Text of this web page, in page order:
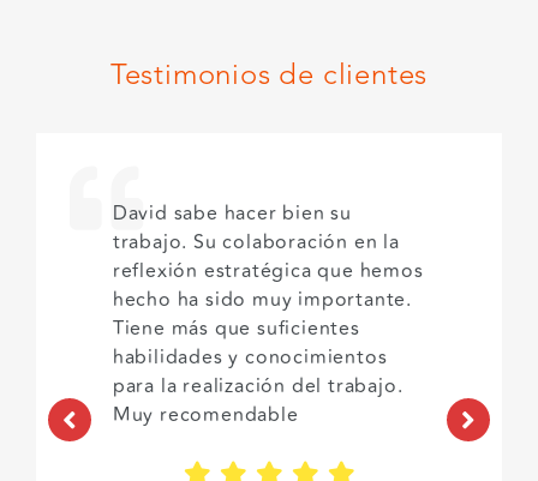
Testimonios de clientes
David sabe hacer bien su
trabajo. Su colaboración en la
reflexión estratégica que hemos
hecho ha sido muy importante.
Tiene más que suficientes
habilidades y conocimientos
para la realización del trabajo.
Muy recomendable